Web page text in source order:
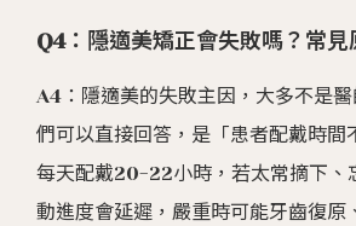
Q4：隱適美矯正會失敗嗎？常見
A4：隱適美的失敗主因，大多不是
們可以直接回答，是「患者配戴時間
每天配戴20-22小時，若太常摘下、
動進度會延遲，嚴重時可能牙齒復原